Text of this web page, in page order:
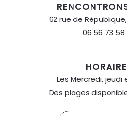
62 rue de République,
06 56 73 58
Les Mercredi, jeudi
Des plages